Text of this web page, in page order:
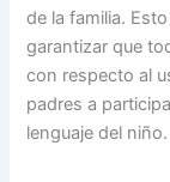
de la familia.
garantizar que
con respecto al
padres a
lenguaje del niño.